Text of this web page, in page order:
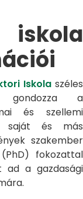
Iskolaszéles
gondozza a
és szellemi
saját és más
szakember
fokozattal
ad a gazdasági